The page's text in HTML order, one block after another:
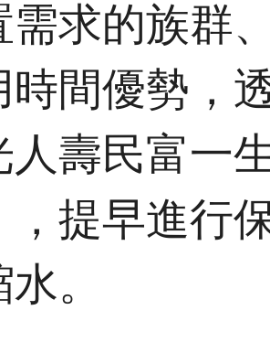
需求的族群
時間優勢，
人壽民富一
，提早進行
。